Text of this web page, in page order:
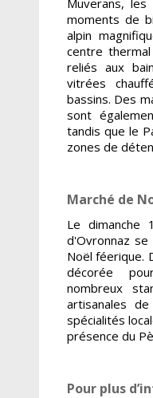
moments de
alpin
centre
reliés aux
vitrées
bassins. Des
sont
tandis que le
zones de
Marché de
Le dimanche
d'Ovronnaz
Noël féerique.
décorée
nombreux
artisanales
spécialités
présence du
Pour plus